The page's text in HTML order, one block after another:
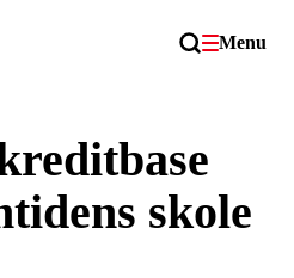
Menu
skole